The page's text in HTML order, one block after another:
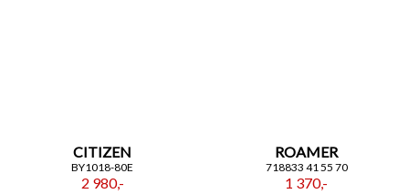
CITIZEN
BY1018-80E
2 980,-
ROAMER
718833 41 55 70
1 370,-